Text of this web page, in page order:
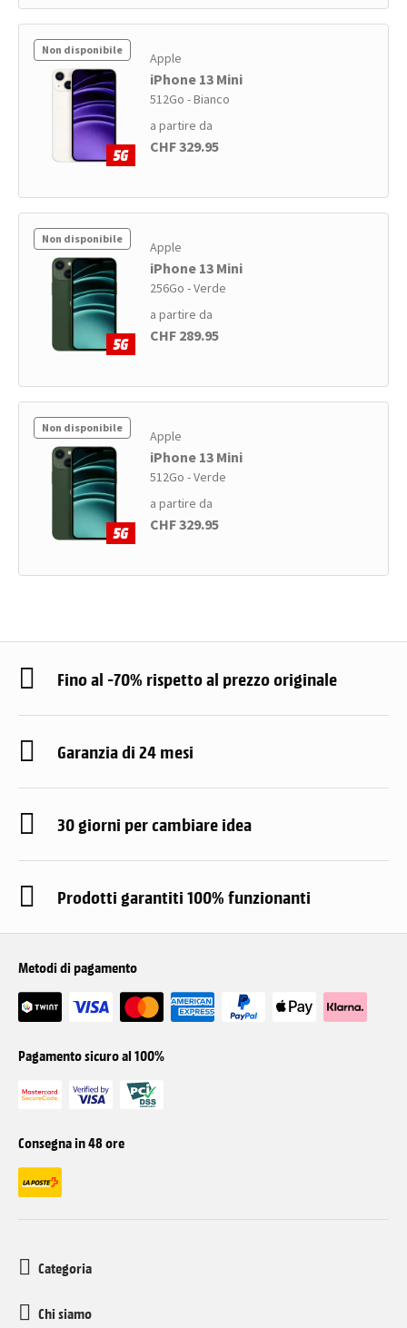
Non disponibile Apple
iPhone 13 Mini
512Go - Bianco
a partire da
CHF 329.95
Non disponibile Apple
iPhone 13 Mini
256Go - Verde
a partire da
CHF 289.95
Non disponibile Apple
iPhone 13 Mini
512Go - Verde
a partire da
CHF 329.95
Fino al -70% rispetto al prezzo originale
Garanzia di 24 mesi
30 giorni per cambiare idea
Prodotti garantiti 100% funzionanti
Metodi di pagamento
Pagamento sicuro al 100%
Consegna in 48 ore
Categoria
Chi siamo